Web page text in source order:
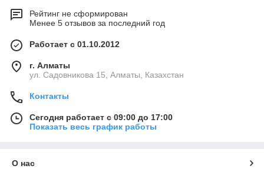
Рейтинг не сформирован
Менее 5 отзывов за последний год
Работает с 01.10.2012
г. Алматы
ул. Садовникова 15, Алматы, Казахстан
Контакты
Сегодня работает с 09:00 до 17:00
Показать весь график работы
О нас